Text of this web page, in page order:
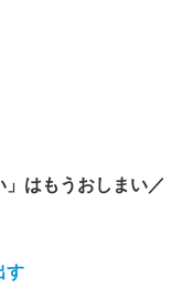
はもうおしまい／
す